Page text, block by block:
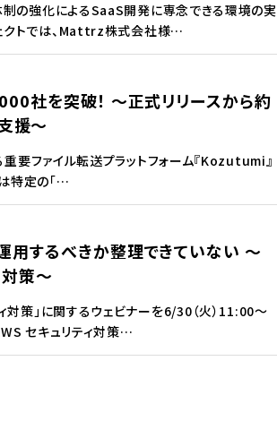
の強化によるSaaS開発に専念できる環境の実
クトでは、Mattrz株式会社様…
社を突破！ 〜正式リリースから約
援〜
重要ファイル転送プラットフォーム『Kozutumi』
特定の「…
運用するべきか整理できていない ～
策～
策」に関するウェビナーを6/30（火）11:00〜
セキュリティ対策…